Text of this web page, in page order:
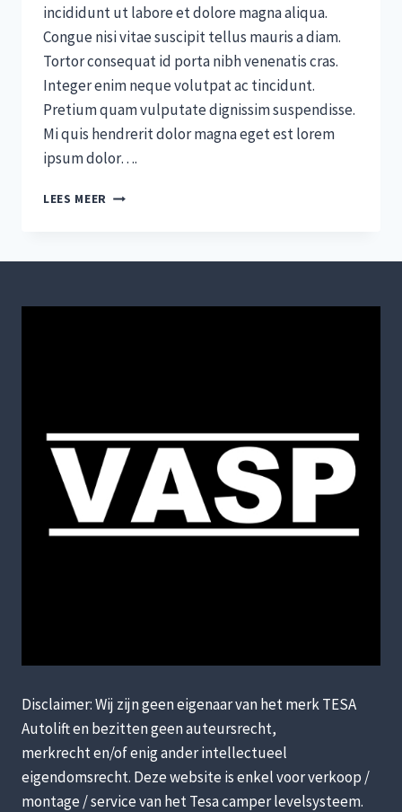
incididunt ut labore et dolore magna aliqua.
Congue nisi vitae suscipit tellus mauris a diam.
Tortor consequat id porta nibh venenatis cras.
Integer enim neque volutpat ac tincidunt.
Pretium quam vulputate dignissim suspendisse.
Mi quis hendrerit dolor magna eget est lorem
ipsum dolor….
LEES MEER WHY
Disclaimer: Wij zijn geen eigenaar van het merk TESA
Autolift en bezitten geen auteursrecht,
merkrecht en/of enig ander intellectueel
eigendomsrecht. Deze website is enkel voor verkoop /
montage / service van het Tesa camper levelsysteem.